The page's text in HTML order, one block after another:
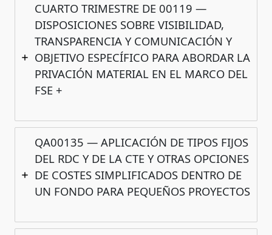
CUARTO TRIMESTRE DE 00119 —
DISPOSICIONES SOBRE VISIBILIDAD,
TRANSPARENCIA Y COMUNICACIÓN Y
OBJETIVO ESPECÍFICO PARA ABORDAR LA
PRIVACIÓN MATERIAL EN EL MARCO DEL
FSE +
QA00135 — APLICACIÓN DE TIPOS FIJOS
DEL RDC Y DE LA CTE Y OTRAS OPCIONES
DE COSTES SIMPLIFICADOS DENTRO DE
UN FONDO PARA PEQUEÑOS PROYECTOS